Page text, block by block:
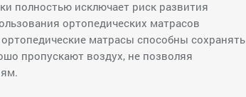
полностью исключает риск развития
ортопедических матрасов
матрасы способны сохранять
пропускают воздух, не позволяя